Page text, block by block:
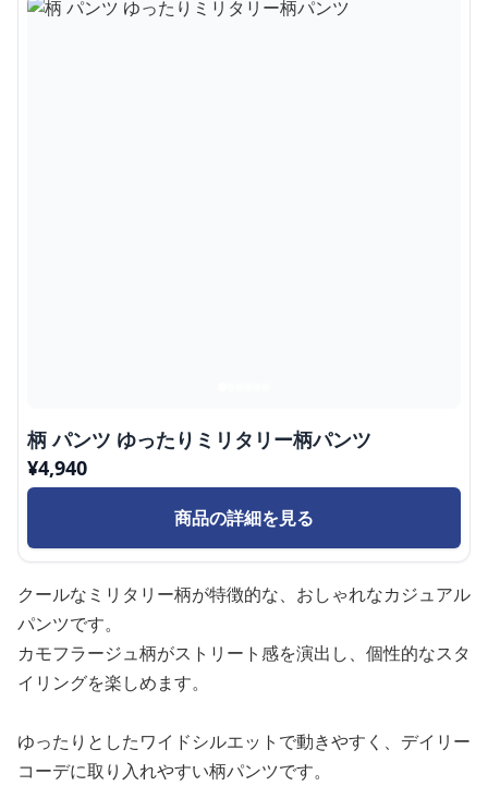
柄 パンツ ゆったりミリタリー柄パンツ
¥4,940
商品の詳細を見る
クールなミリタリー柄が特徴的な、おしゃれなカジュアル
パンツです。
カモフラージュ柄がストリート感を演出し、個性的なスタ
イリングを楽しめます。
ゆったりとしたワイドシルエットで動きやすく、デイリー
コーデに取り入れやすい柄パンツです。